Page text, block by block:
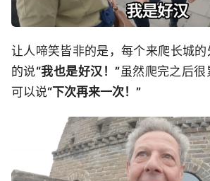
让人啼笑皆非的是，每个来爬长城
的说“我也是好汉！”虽然爬完之后
可以说“下次再来一次！”